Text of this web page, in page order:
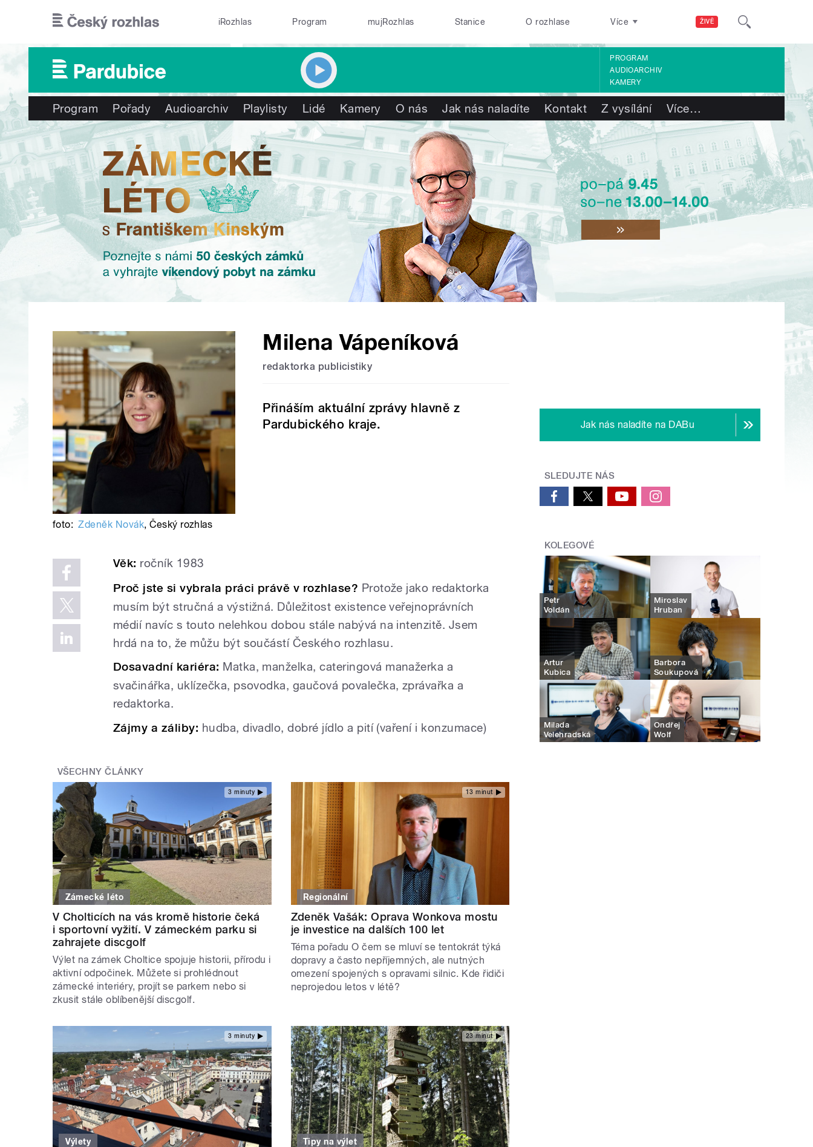
ŽIVĚ
iRozhlas Program mujRozhlas Stanice O rozhlase Více
PROGRAM
AUDIOARCHIV
KAMERY
Program Pořady Audioarchiv Playlisty Lidé Kamery O nás Jak nás naladíte Kontakt Z vysílání Více…
Milena Vápeníková
redaktorka publicistiky
Přináším aktuální zprávy hlavně z
Pardubického kraje.
foto: Zdeněk Novák,Český rozhlas
Věk: ročník 1983
Proč jste si vybrala práci právě v rozhlase? Protože jako redaktorka
musím být stručná a výstižná. Důležitost existence veřejnoprávních
médií navíc s touto nelehkou dobou stále nabývá na intenzitě. Jsem
hrdá na to, že můžu být součástí Českého rozhlasu.
Dosavadní kariéra: Matka, manželka, cateringová manažerka a
svačinářka, uklízečka, psovodka, gaučová povalečka, zprávařka a
redaktorka.
Zájmy a záliby: hudba, divadlo, dobré jídlo a pití (vaření i konzumace)
VŠECHNY ČLÁNKY
3 minuty
Zámecké léto
V Cholticích na vás kromě historie čeká
i sportovní vyžití. V zámeckém parku si
zahrajete discgolf
Výlet na zámek Choltice spojuje historii, přírodu i
aktivní odpočinek. Můžete si prohlédnout
zámecké interiéry, projít se parkem nebo si
zkusit stále oblíbenější discgolf.
13 minut
Regionální
Zdeněk Vašák: Oprava Wonkova mostu
je investice na dalších 100 let
Téma pořadu O čem se mluví se tentokrát týká
dopravy a často nepříjemných, ale nutných
omezení spojených s opravami silnic. Kde řidiči
neprojedou letos v létě?
3 minuty
Výlety
23 minut
Tipy na výlet
Jak nás naladíte na DABu
SLEDUJTE NÁS
KOLEGOVÉ
Petr
Voldán
Miroslav
Hruban
Artur
Kubica
Barbora
Soukupová
Milada
Velehradská
Ondřej
Wolf